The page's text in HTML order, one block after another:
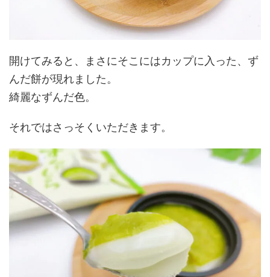
開けてみると、まさにそこにはカップに入った、ず
んだ餅が現れました。
綺麗なずんだ色。
それではさっそくいただきます。